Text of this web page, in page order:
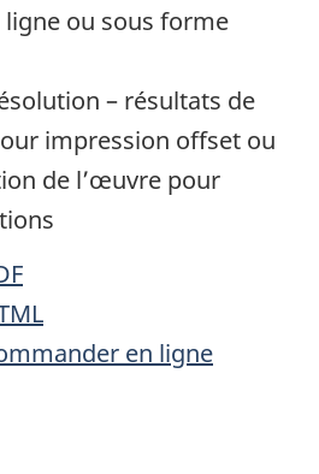
ou sous forme
– résultats de
impression offset ou
de l’œuvre pour
en ligne